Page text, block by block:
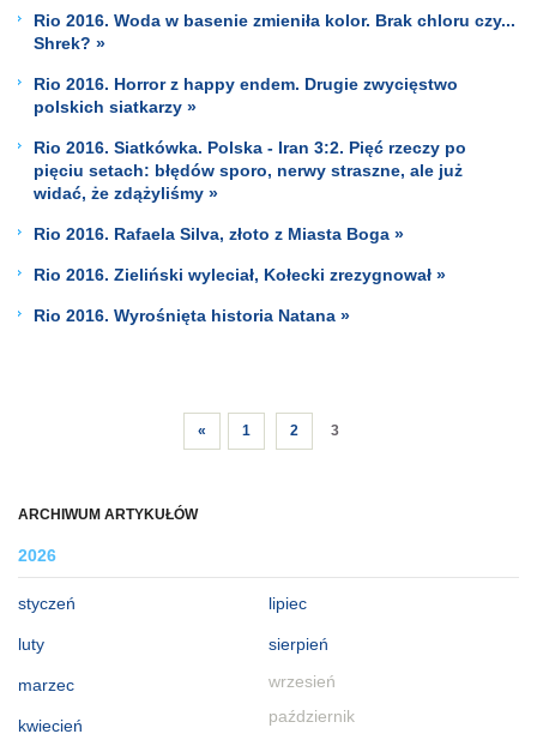
ARCHIWUM ARTYKUŁÓW
2026
styczeń
luty
marzec
kwiecień
lipiec
sierpień
wrzesień
październik
Rio 2016. Woda w basenie zmieniła kolor. Brak chloru czy...
Shrek? »
Rio 2016. Horror z happy endem. Drugie zwycięstwo
polskich siatkarzy »
Rio 2016. Siatkówka. Polska - Iran 3:2. Pięć rzeczy po
pięciu setach: błędów sporo, nerwy straszne, ale już
widać, że zdążyliśmy »
Rio 2016. Rafaela Silva, złoto z Miasta Boga »
Rio 2016. Zieliński wyleciał, Kołecki zrezygnował »
Rio 2016. Wyrośnięta historia Natana »
« 1 2 3